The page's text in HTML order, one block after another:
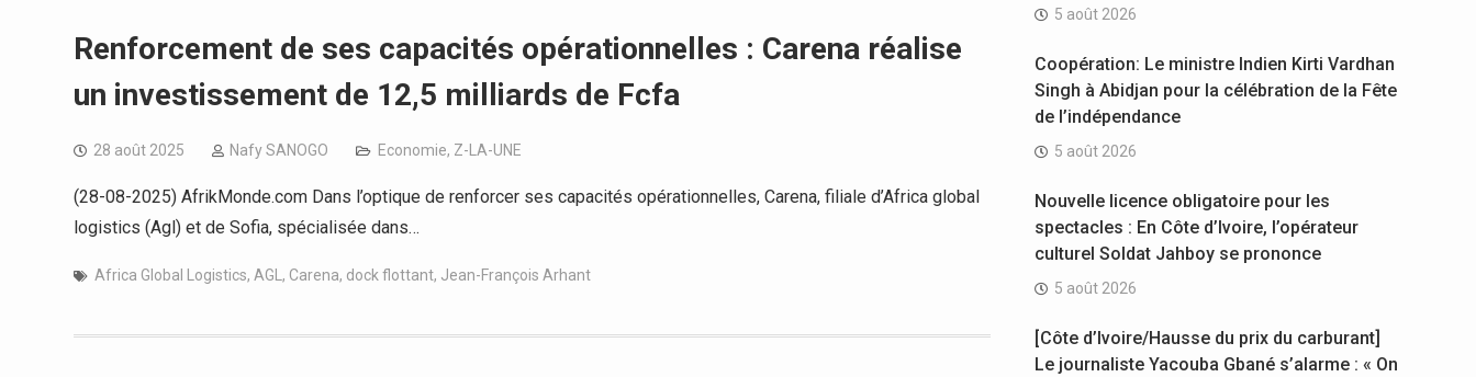
Renforcement de ses capacités opérationnelles : Carena réalise
un investissement de 12,5 milliards de Fcfa
28 août 2025 Nafy SANOGO Economie, Z-LA-UNE
(28-08-2025) AfrikMonde.com Dans l’optique de renforcer ses capacités opérationnelles, Carena, filiale d’Africa global
logistics (Agl) et de Sofia, spécialisée dans…
Africa Global Logistics, AGL , Carena, dock flottant, Jean-François Arhant
5 août 2026
Coopération: Le ministre Indien Kirti Vardhan
Singh à Abidjan pour la célébration de la Fête
de l’indépendance
5 août 2026
Nouvelle licence obligatoire pour les
spectacles : En Côte d’Ivoire, l’opérateur
culturel Soldat Jahboy se prononce
5 août 2026
[Côte d’Ivoire/Hausse du prix du carburant]
Le journaliste Yacouba Gbané s’alarme : « On